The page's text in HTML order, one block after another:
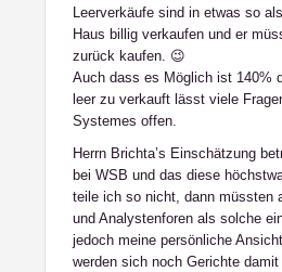
Leerverkäufe sind in etwas so
Haus billig verkaufen und er
zurück kaufen. 😉
Auch dass es Möglich ist 140%
leer zu verkauft lässt viele
Systemes offen.
Herrn Brichta’s Einschätzung
bei WSB und das diese
teile ich so nicht, dann müssten
und Analystenforen als solche
jedoch meine persönliche
werden sich noch Gerichte